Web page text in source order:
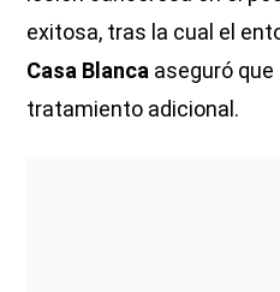
exitosa, tras la cual el
Casa Blanca aseguró que
tratamiento adicional.